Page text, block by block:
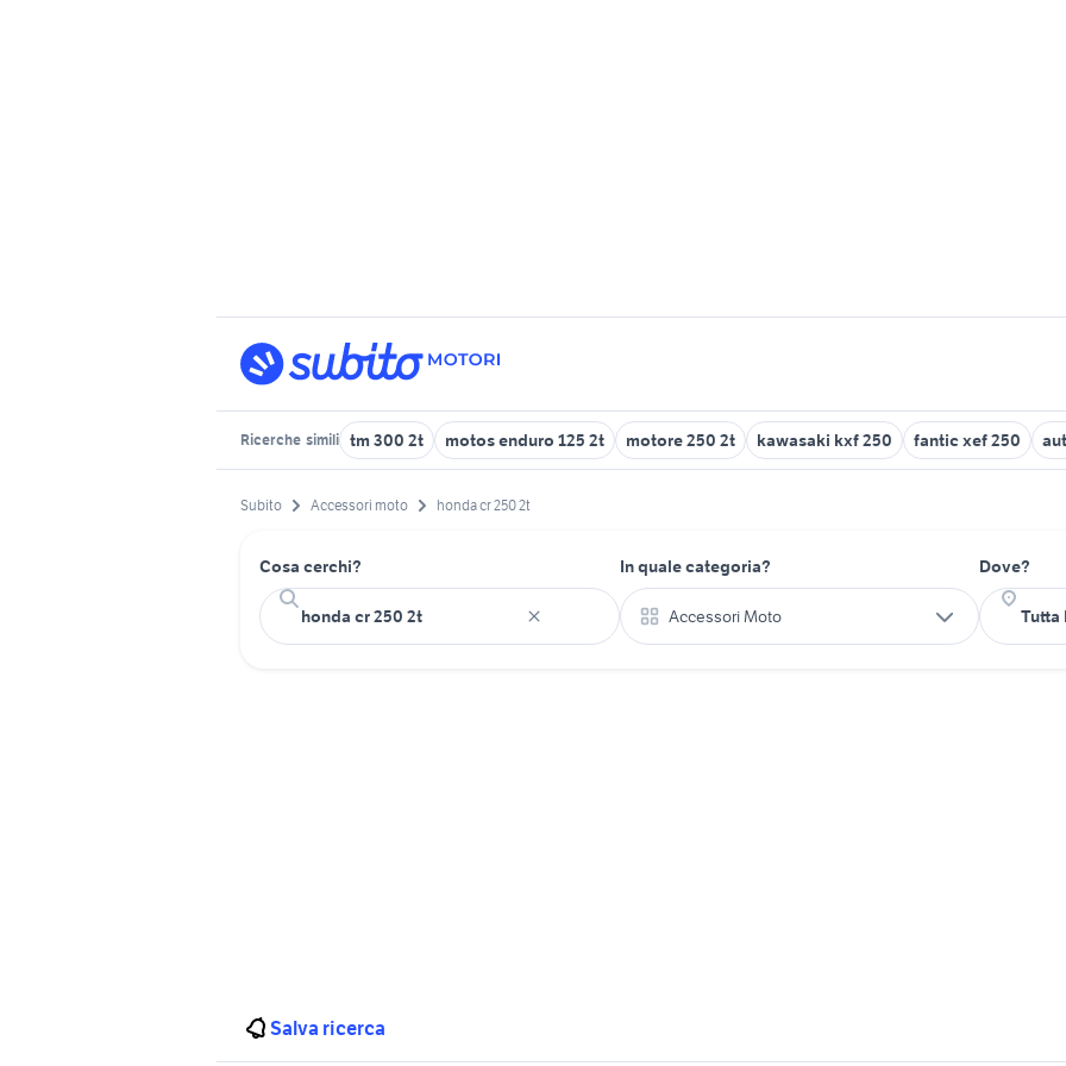
Ricerche simili tm 300 2t motos enduro 125 2t motore 250 2t kawasaki kxf 250 fantic xef 250
Subito Accessori moto honda cr 250 2t
Cosa cerchi? In quale categoria?
Accessori Moto
Dove?
Salva ricerca